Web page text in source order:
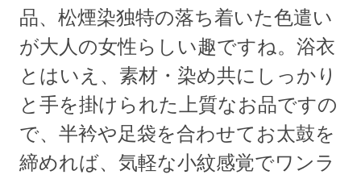
品、松煙染独特の落ち着いた色遣い
が大人の女性らしい趣ですね。浴衣
とはいえ、素材・染め共にしっかり
と手を掛けられた上質なお品ですの
で、半衿や足袋を合わせてお太鼓を
締めれば、気軽な小紋感覚でワンラ